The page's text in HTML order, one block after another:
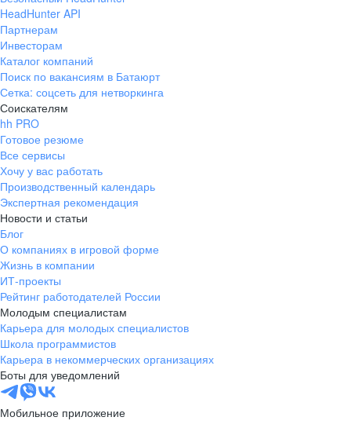
HeadHunter API
Партнерам
Инвесторам
Каталог компаний
Поиск по вакансиям в Батаюрт
Сетка: соцсеть для нетворкинга
Соискателям
hh PRO
Готовое резюме
Все сервисы
Хочу у вас работать
Производственный календарь
Экспертная рекомендация
Новости и статьи
Блог
О компаниях в игровой форме
Жизнь в компании
ИТ-проекты
Рейтинг работодателей России
Молодым специалистам
Карьера для молодых специалистов
Школа программистов
Карьера в некоммерческих организациях
Боты для уведомлений
Мобильное приложение